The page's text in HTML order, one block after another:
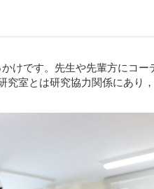
けです。先生や先輩方にコー
室とは研究協力関係にあり